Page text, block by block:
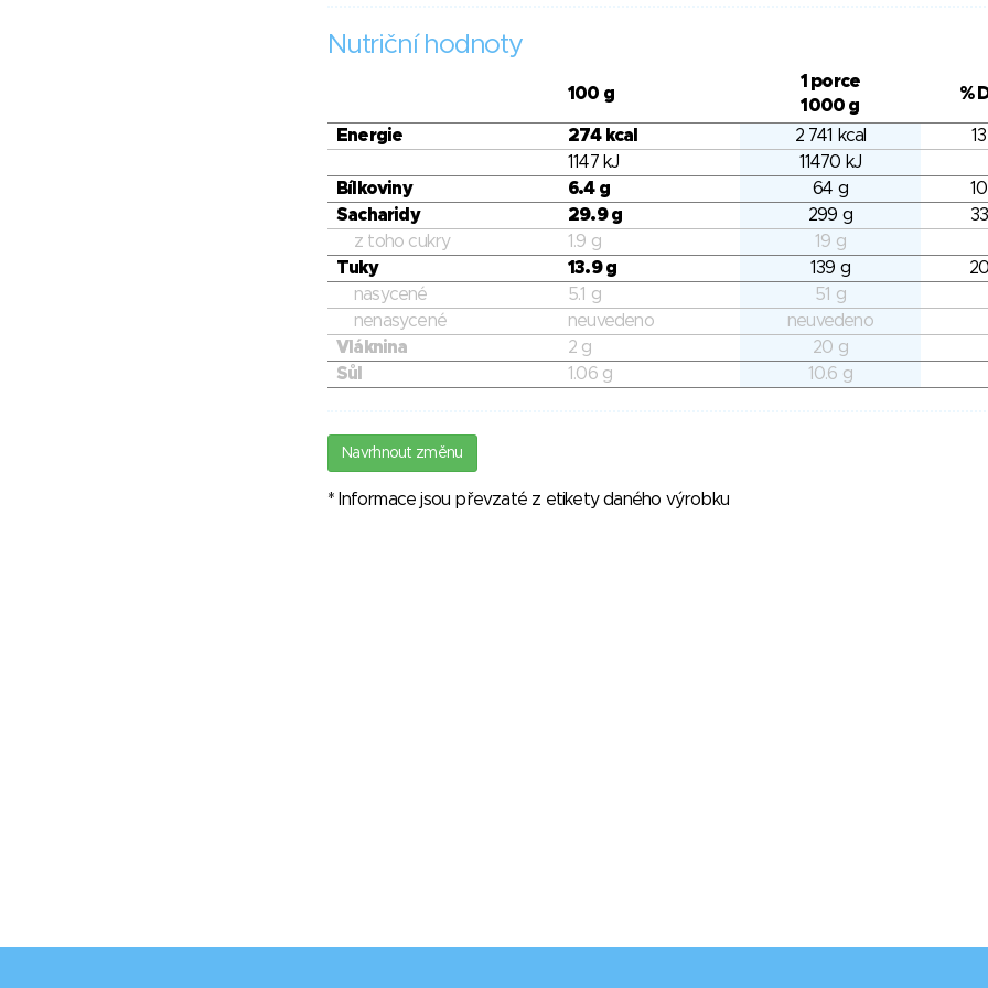
Nutriční hodnoty
100 g
1 porce
1000 g
%
Energie 274 kcal 2 741 kcal
1147 kJ
11470 kJ
Bílkoviny
6.4 g 64 g
Sacharidy
29.9 g 299 g
z toho cukry
1.9 g
19 g
Tuky
13.9 g 139 g
nasycené
5.1 g
51 g
nenasycené
neuvedeno
neuvedeno
Vláknina
2 g
20 g
Sůl
1.06 g 10.6 g
Navrhnout změnu
* Informace jsou převzaté z etikety daného výrobku